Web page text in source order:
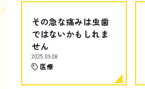
その急な痛みは虫歯
ではないかもしれま
せん
2025.09.08
医療